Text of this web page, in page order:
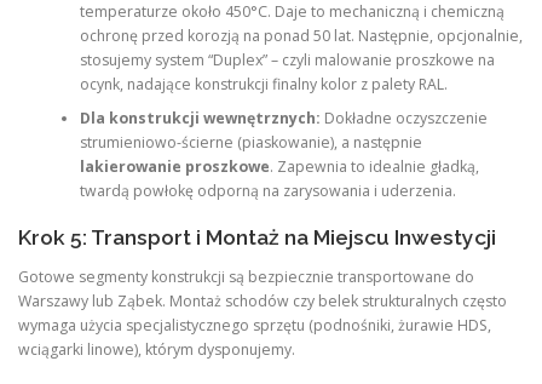
temperaturze około 450°C. Daje to mechaniczną i chemiczną
ochronę przed korozją na ponad 50 lat. Następnie, opcjonalnie,
stosujemy system “Duplex” – czyli malowanie proszkowe na
ocynk, nadające konstrukcji finalny kolor z palety RAL.
Dla konstrukcji wewnętrznych: Dokładne oczyszczenie
strumieniowo-ścierne (piaskowanie), a następnie
lakierowanie proszkowe. Zapewnia to idealnie gładką,
twardą powłokę odporną na zarysowania i uderzenia.
Krok 5: Transport i Montaż na Miejscu Inwestycji
Gotowe segmenty konstrukcji są bezpiecznie transportowane do
Warszawy lub Ząbek. Montaż schodów czy belek strukturalnych często
wymaga użycia specjalistycznego sprzętu (podnośniki, żurawie HDS,
wciągarki linowe), którym dysponujemy.